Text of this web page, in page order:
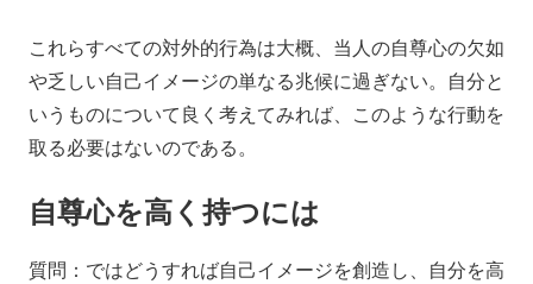
これらすべての対外的行為は大概、当人の自尊心の欠如
や乏しい自己イメージの単なる兆候に過ぎない。自分と
いうものについて良く考えてみれば、このような行動を
取る必要はないのである。
自尊心を高く持つには
質問：ではどうすれば自己イメージを創造し、自分を高